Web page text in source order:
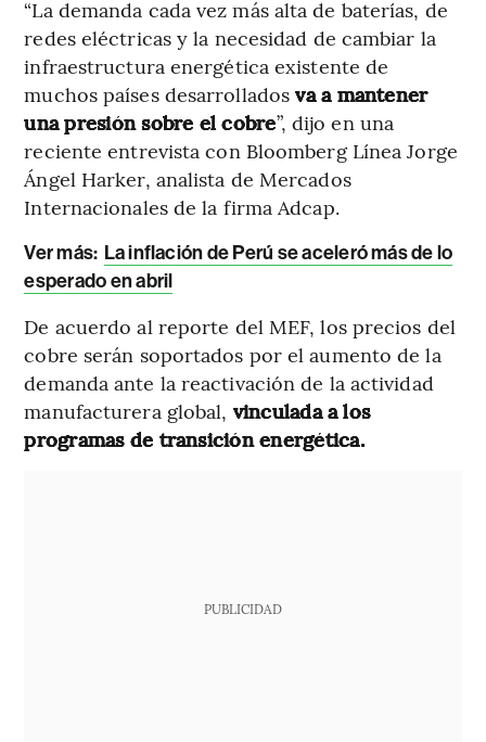
“La demanda cada vez más alta de baterías, de
redes eléctricas y la necesidad de cambiar la
infraestructura energética existente de
muchos países desarrollados va a mantener
una presión sobre el cobre”, dijo en una
reciente entrevista con Bloomberg Línea Jorge
Ángel Harker, analista de Mercados
Internacionales de la firma Adcap.
Ver más: La inflación de Perú se aceleró más de lo
esperado en abril
De acuerdo al reporte del MEF, los precios del
cobre serán soportados por el aumento de la
demanda ante la reactivación de la actividad
manufacturera global, vinculada a los
programas de transición energética.
PUBLICIDAD